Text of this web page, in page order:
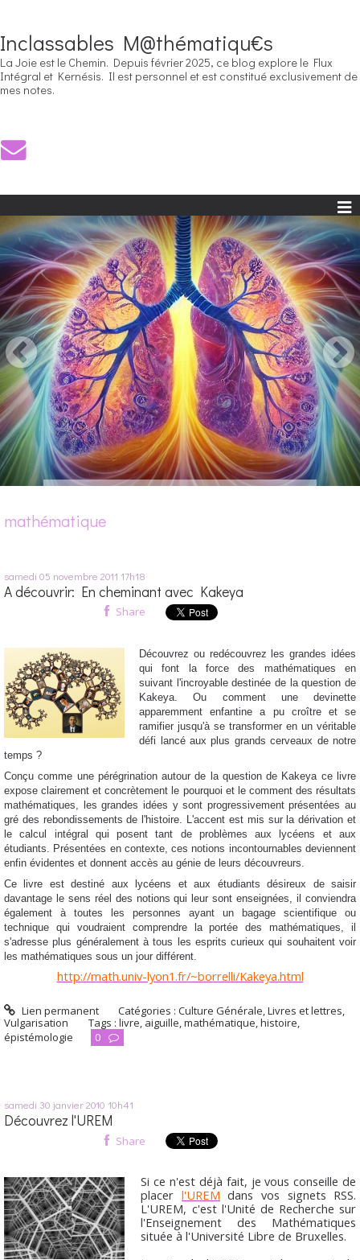
Inclassables M@thématiqu€s
La Joie est le Chemin. Depuis février 2025, ce blog explore le Flux
Intégral et Kernésis. Il est personnel et est constitué exclusivement de
mes notes.
mathématique
samedi 05 novembre 2011 17h18
A découvrir: En cheminant avec Kakeya
Share
Découvrez ou redécouvrez les grandes idées
qui font la force des mathématiques en
suivant l'incroyable destinée de la question de
Kakeya. Ou comment une devinette
apparemment enfantine a pu croître et se
ramifier jusqu'à se transformer en un véritable
défi lancé aux plus grands cerveaux de notre
temps ?
Conçu comme une pérégrination autour de la question de Kakeya ce livre
expose clairement et concrètement le pourquoi et le comment des résultats
mathématiques, les grandes idées y sont progressivement présentées au
gré des rebondissements de l'histoire. L'accent est mis sur la dérivation et
le calcul intégral qui posent tant de problèmes aux lycéens et aux
étudiants. Présentées en contexte, ces notions incontournables deviennent
enfin évidentes et donnent accès au génie de leurs découvreurs.
Ce livre est destiné aux lycéens et aux étudiants désireux de saisir
davantage le sens réel des notions qui leur sont enseignées, il conviendra
également à toutes les personnes ayant un bagage scientifique ou
technique qui voudraient comprendre la portée des mathématiques, il
s'adresse plus généralement à tous les esprits curieux qui souhaitent voir
les mathématiques sous un jour différent.
http://math.univ-lyon1.fr/~borrelli/Kakeya.html
Lien permanent Catégories :Culture Générale,Livres et lettres,
Vulgarisation
Tags : livre, aiguille,mathématique,histoire,
épistémologie
0
samedi 30 janvier 2010 10h41
Découvrez l'UREM
Share
Si ce n'est déjà fait, je vous conseille de
placer l'UREM dans vos signets RSS.
L'UREM, c'est l'Unité de Recherche sur
l'Enseignement des Mathématiques
située à l'Université Libre de Bruxelles.